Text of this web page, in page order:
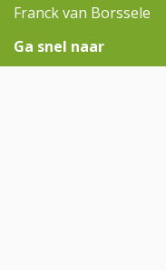
Franck van Borssele
Ga snel naar